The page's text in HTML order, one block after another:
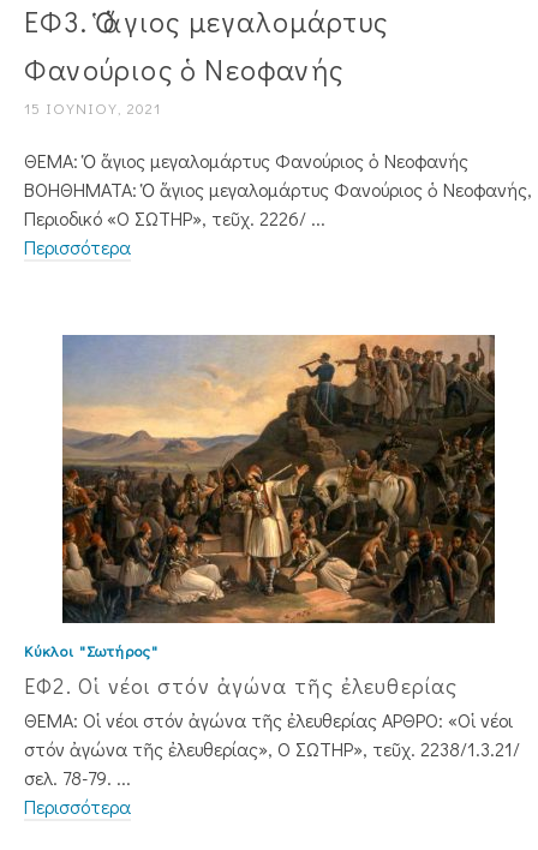
ΕΦ3. Ὁ ἅγιος μεγαλομάρτυς
Φανούριος ὁ Νεοφανής
15 ΙΟΥΝΊΟΥ, 2021
ΘΕΜΑ: Ὁ ἅγιος μεγαλομάρτυς Φανούριος ὁ Νεοφανής
ΒΟΗΘΗΜΑΤΑ: Ὁ ἅγιος μεγαλομάρτυς Φανούριος ὁ Νεοφανής,
Περιοδικό «Ο ΣΩΤΗΡ», τεῦχ. 2226/ ...
Περισσότερα
Κύκλοι "Σωτήρος"
ΕΦ2. Οἱ νέοι στόν ἀγώνα τῆς ἐλευθερίας
ΘΕΜΑ: Οἱ νέοι στόν ἀγώνα τῆς ἐλευθερίας ΑΡΘΡΟ: «Οἱ νέοι
στόν ἀγώνα τῆς ἐλευθερίας», Ο ΣΩΤΗΡ», τεῦχ. 2238/1.3.21/
σελ. 78-79. ...
Περισσότερα